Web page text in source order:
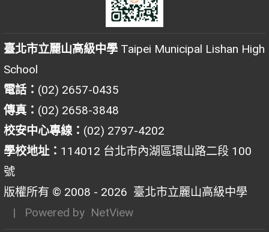
臺北市立麗山高級中學 Taipei Municipal Lishan High
School
電話： (02) 2657-0435
傳真： (02) 2658-3848
校安中心專線： (02) 2797-4202
學校地址： 114012 台北市內湖區環山路二段 100
號
版權所有 © 2008 - 2026 臺北市立麗山高級中學
| Powered by NetView